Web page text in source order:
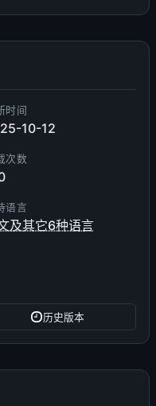
时间
10-12
次数
语言
及其它6种语言
历史版本